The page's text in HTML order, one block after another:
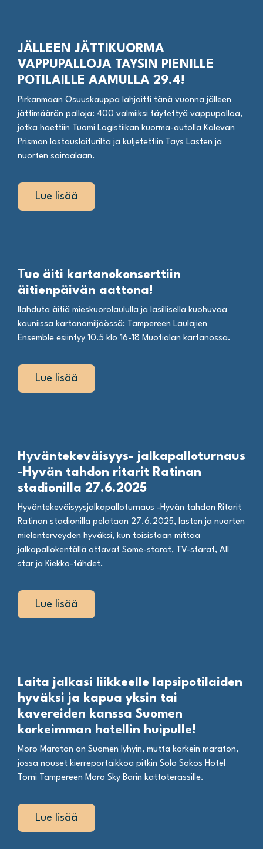
JÄLLEEN JÄTTIKUORMA
VAPPUPALLOJA TAYSIN PIENILLE
POTILAILLE AAMULLA 29.4!
Pirkanmaan Osuuskauppa lahjoitti tänä vuonna jälleen
jättimäärän palloja: 400 valmiiksi täytettyä vappupalloa,
jotka haettiin Tuomi Logistiikan kuorma-autolla Kalevan
Prisman lastauslaiturilta ja kuljetettiin Tays Lasten ja
nuorten sairaalaan.
Lue lisää
Tuo äiti kartanokonserttiin
äitienpäivän aattona!
Ilahduta äitiä mieskuorolaululla ja lasillisella kuohuvaa
kauniissa kartanomiljöössä: Tampereen Laulajien
Ensemble esiintyy 10.5 klo 16-18 Muotialan kartanossa.
Lue lisää
Hyväntekeväisyys- jalkapalloturnaus
-Hyvän tahdon ritarit Ratinan
stadionilla 27.6.2025
Hyväntekeväisyysjalkapalloturnaus -Hyvän tahdon Ritarit
Ratinan stadionilla pelataan 27.6.2025, lasten ja nuorten
mielenterveyden hyväksi, kun toisistaan mittaa
jalkapallokentällä ottavat Some-starat, TV-starat, All
star ja Kiekko-tähdet.
Lue lisää
Laita jalkasi liikkeelle lapsipotilaiden
hyväksi ja kapua yksin tai
kavereiden kanssa Suomen
korkeimman hotellin huipulle!
Moro Maraton on Suomen lyhyin, mutta korkein maraton,
jossa nouset kierreportaikkoa pitkin Solo Sokos Hotel
Torni Tampereen Moro Sky Barin kattoterassille.
Lue lisää